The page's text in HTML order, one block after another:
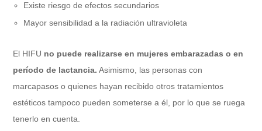
Existe riesgo de efectos secundarios
Mayor sensibilidad a la radiación ultravioleta
El HIFU no puede realizarse en mujeres embarazadas o en
período de lactancia. Asimismo, las personas con
marcapasos o quienes hayan recibido otros tratamientos
estéticos tampoco pueden someterse a él, por lo que se ruega
tenerlo en cuenta.